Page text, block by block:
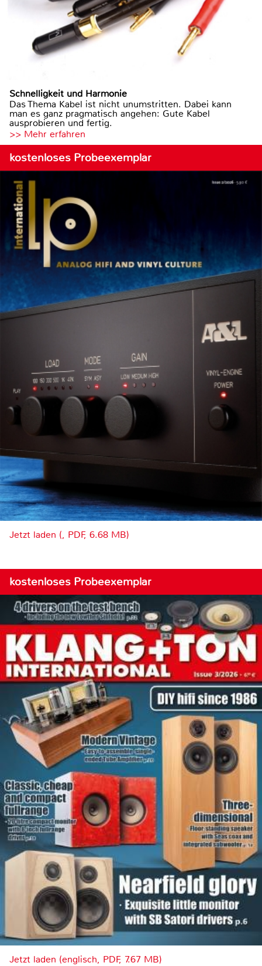
Schnelligkeit und Harmonie
Das Thema Kabel ist nicht unumstritten. Dabei kann
man es ganz pragmatisch angehen: Gute Kabel
ausprobieren und fertig.
>> Mehr erfahren
kostenloses Probeexemplar
Jetzt laden (, PDF, 6.68 MB)
kostenloses Probeexemplar
Jetzt laden (englisch, PDF, 7.67 MB)